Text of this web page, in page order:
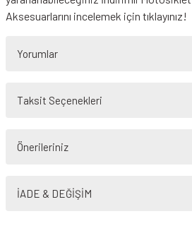
Aksesuarlarını incelemek için tıklayınız!
Yorumlar
Taksit Seçenekleri
Önerileriniz
yetersiz gördüğünüz noktaları öneri formunu
İADE & DEĞİŞİM